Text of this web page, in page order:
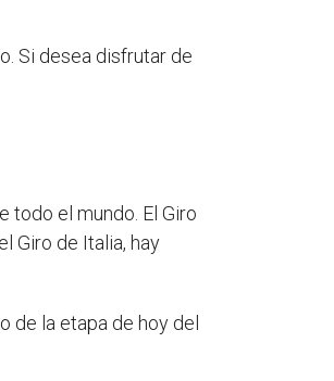
Si desea disfrutar de
todo el mundo. El Giro
Giro de Italia, hay
de la etapa de hoy del